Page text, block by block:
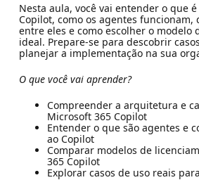
Nesta aula, você vai entender o que
Copilot, como os agentes funcionam,
entre eles e como escolher o modelo
ideal. Prepare-se para descobrir
planejar a implementação na sua
O que você vai aprender?
Compreender a arquitetura e
Microsoft 365 Copilot
Entender o que são agentes e
ao Copilot
Comparar modelos de
365 Copilot
Explorar casos de uso reais